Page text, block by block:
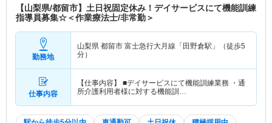
【山梨県/都留市】土日祝固定休み！デイサービスにて機能訓練
指導員募集☆＜作業療法士/非常勤＞
勤務地
山梨県 都留市 富士急行大月線「田野倉駅」（徒歩5
分）
仕事内容
【仕事内容】 ■デイサービスにて機能訓練業務 ・通
所介護利用者様に対する機能訓…